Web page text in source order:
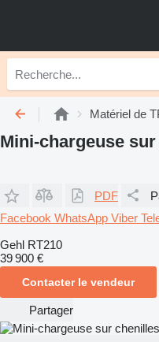
Matériel de
Mini-chargeuse
PDF
Facebook WhatsApp Viber
Gehl RT210
39 900 €
Contacter le vendeur
Partager